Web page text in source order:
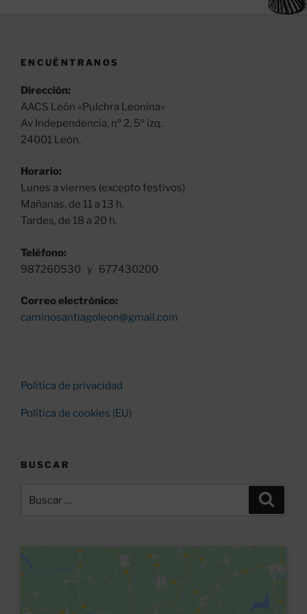
ENCUÉNTRANOS
Dirección:
AACS León «Pulchra Leonina»
Av Independencia, nº 2, 5º izq.
24001 León.
Horario:
Lunes a viernes (excepto festivos)
Mañanas, de 11 a 13 h.
Tardes, de 18 a 20 h.
Teléfono:
987260530 y 677430200
Correo electrónico:
caminosantiagoleon@gmail.com
Política de privacidad
Política de cookies (EU)
BUSCAR
por: